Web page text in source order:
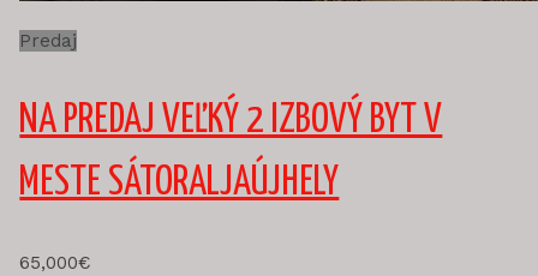
Predaj
NA PREDAJ VEĽKÝ 2 IZBOVÝ BYT V
MESTE SÁTORALJAÚJHELY
65,000€